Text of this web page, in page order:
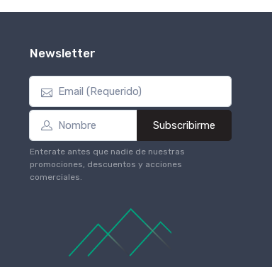
Newsletter
Subscribirme
Enterate antes que nadie de nuestras
promociones, descuentos y acciones
comerciales.